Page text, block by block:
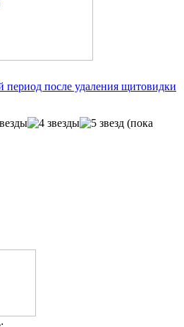
после удаления щитовидки
(пока